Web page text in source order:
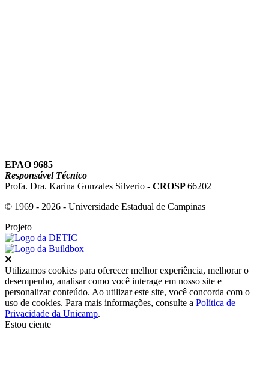
EPAO 9685
Responsável Técnico
Profa. Dra. Karina Gonzales Silverio - CROSP66202
© 1969 - 2026 - Universidade Estadual de Campinas
Projeto
Utilizamos cookies para oferecer melhor experiência, melhorar o
desempenho, analisar como você interage em nosso site e
personalizar conteúdo. Ao utilizar este site, você concorda com o
uso de cookies. Para mais informações, consulte a Política de
Privacidade da Unicamp.
Estou ciente